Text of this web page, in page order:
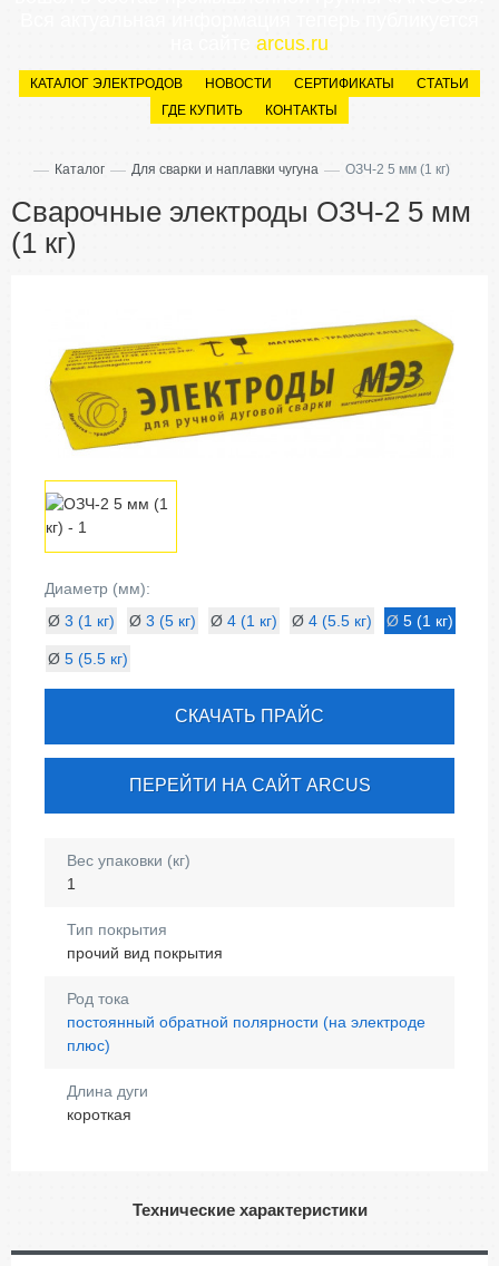
arcus.ru
КАТАЛОГ ЭЛЕКТРОДОВ НОВОСТИ СЕРТИФИКАТЫ
СТАТЬИ
ГДЕ КУПИТЬ
КОНТАКТЫ
— Каталог — Для сварки и наплавки чугуна — ОЗЧ-2 5 мм (1 кг)
Сварочные электроды ОЗЧ-2 5 мм
(1 кг)
Диаметр (мм):
Ø 3 (1 кг) Ø 3 (5 кг) Ø 4 (1 кг) Ø 4 (5.5 кг) Ø 5 (1 кг)
Ø 5 (5.5 кг)
СКАЧАТЬ ПРАЙС
ПЕРЕЙТИ НА САЙТ ARCUS
Вес упаковки (кг)
1
Тип покрытия
прочий вид покрытия
Род тока
постоянный обратной полярности (на электроде
плюс)
Длина дуги
короткая
Технические характеристики